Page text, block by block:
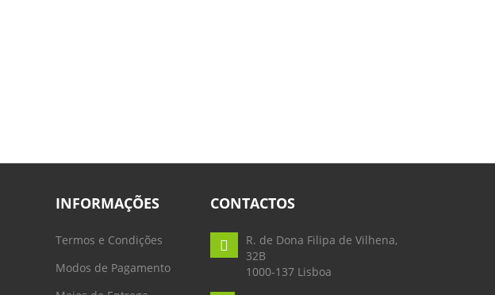
INFORMAÇÕES
Termos e Condições
Modos de Pagamento
CONTACTOS
R. de Dona Filipa de Vilhena,
32B
1000-137 Lisboa